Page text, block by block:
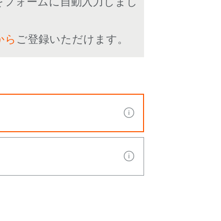
ら ご登録いただけます。